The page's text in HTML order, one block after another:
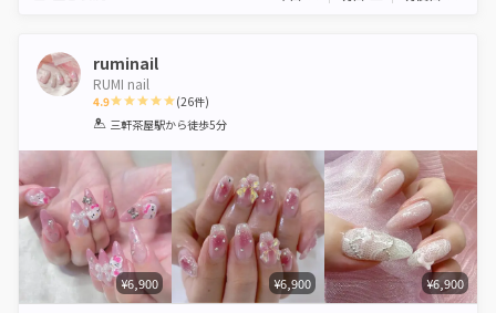
ruminail
RUMI nail
4.9
1 2 3 4 5
(26件)
三軒茶屋駅から徒歩5分
¥6,900 ¥6,900 ¥6,900